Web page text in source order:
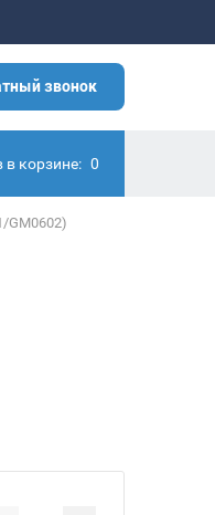
звонок
в корзине: 0
GM0602)